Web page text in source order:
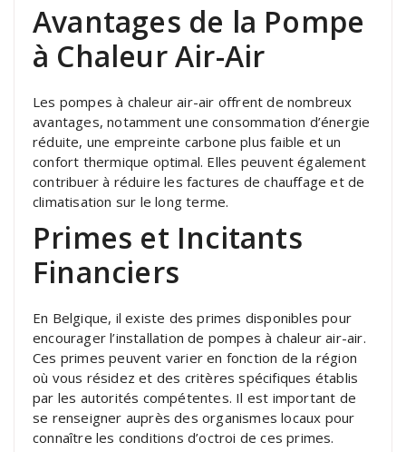
Avantages de la Pompe
à Chaleur Air-Air
Les pompes à chaleur air-air offrent de nombreux
avantages, notamment une consommation d’énergie
réduite, une empreinte carbone plus faible et un
confort thermique optimal. Elles peuvent également
contribuer à réduire les factures de chauffage et de
climatisation sur le long terme.
Primes et Incitants
Financiers
En Belgique, il existe des primes disponibles pour
encourager l’installation de pompes à chaleur air-air.
Ces primes peuvent varier en fonction de la région
où vous résidez et des critères spécifiques établis
par les autorités compétentes. Il est important de
se renseigner auprès des organismes locaux pour
connaître les conditions d’octroi de ces primes.